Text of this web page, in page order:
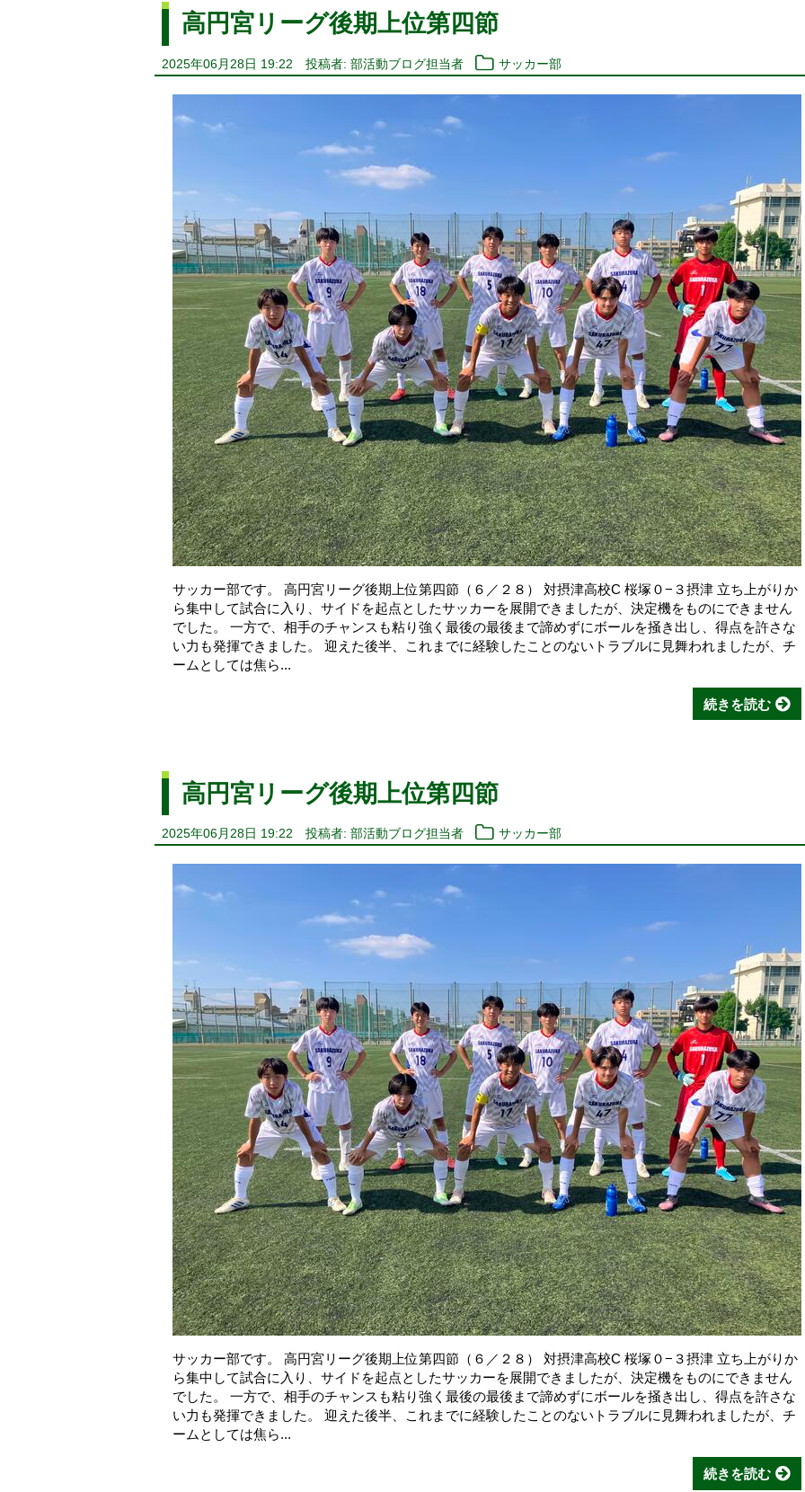
高円宮リーグ後期上位第四節
2025年06月28日 19:22 投稿者: 部活動ブログ担当者 サッカー部
サッカー部です。 高円宮リーグ後期上位第四節（６／２８） 対摂津高校C 桜塚０−３摂津 立ち上がりか
ら集中して試合に入り、サイドを起点としたサッカーを展開できましたが、決定機をものにできません
でした。 一方で、相手のチャンスも粘り強く最後の最後まで諦めずにボールを掻き出し、得点を許さな
い力も発揮できました。 迎えた後半、これまでに経験したことのないトラブルに見舞われましたが、チ
ームとしては焦ら...
続きを読む
高円宮リーグ後期上位第四節
2025年06月28日 19:22 投稿者: 部活動ブログ担当者 サッカー部
サッカー部です。 高円宮リーグ後期上位第四節（６／２８） 対摂津高校C 桜塚０−３摂津 立ち上がりか
ら集中して試合に入り、サイドを起点としたサッカーを展開できましたが、決定機をものにできません
でした。 一方で、相手のチャンスも粘り強く最後の最後まで諦めずにボールを掻き出し、得点を許さな
い力も発揮できました。 迎えた後半、これまでに経験したことのないトラブルに見舞われましたが、チ
ームとしては焦ら...
続きを読む